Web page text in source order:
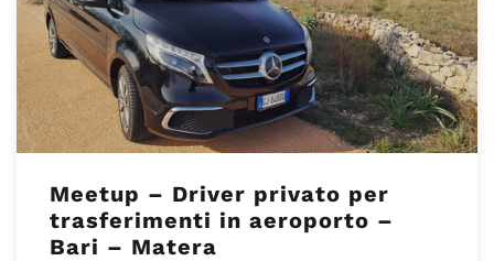
Meetup – Driver privato per
trasferimenti in aeroporto –
Bari – Matera